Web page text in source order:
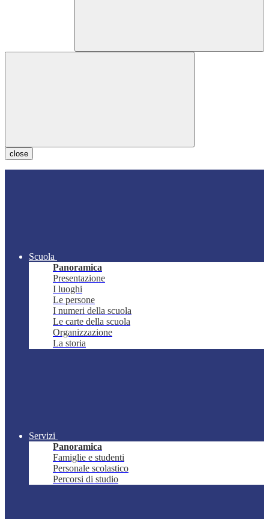
close
Scuola
Panoramica
Presentazione
I luoghi
Le persone
I numeri della scuola
Le carte della scuola
Organizzazione
La storia
Servizi
Panoramica
Famiglie e studenti
Personale scolastico
Percorsi di studio